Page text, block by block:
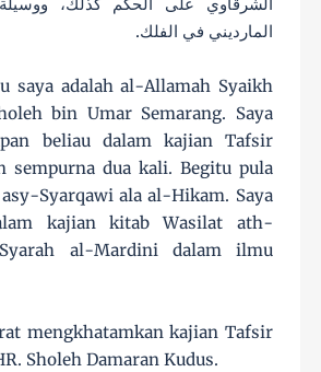
الشرقاوي على الحكم كذلك،
المارديني في الفلك.
saya adalah al-Allamah Syaikh
bin Umar Semarang. Saya
beliau dalam kajian Tafsir
sempurna dua kali. Begitu pula
Syarqawi ala al-Hikam. Saya
kajian kitab Wasilat ath-
al-Mardini dalam ilmu
mengkhatamkan kajian Tafsir
Sholeh Damaran Kudus.